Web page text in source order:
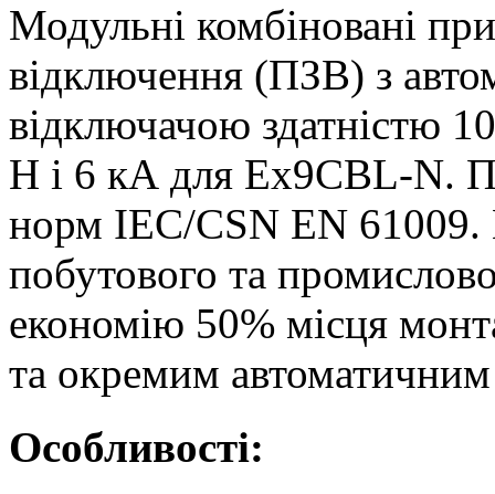
Модульні комбіновані
відключення (ПЗВ) з
відключачою здатністю
H і 6 кА для Ex9CBL-N.
норм IEC/CSN EN 61009.
побутового та
економію 50% місця
та окремим
Особливості: